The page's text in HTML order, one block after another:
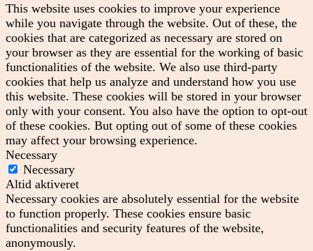
This website uses cookies to improve your experience
while you navigate through the website. Out of these, the
cookies that are categorized as necessary are stored on
your browser as they are essential for the working of basic
functionalities of the website. We also use third-party
cookies that help us analyze and understand how you use
this website. These cookies will be stored in your browser
only with your consent. You also have the option to opt-out
of these cookies. But opting out of some of these cookies
may affect your browsing experience.
Necessary
Necessary
Altid aktiveret
Necessary cookies are absolutely essential for the website
to function properly. These cookies ensure basic
functionalities and security features of the website,
anonymously.